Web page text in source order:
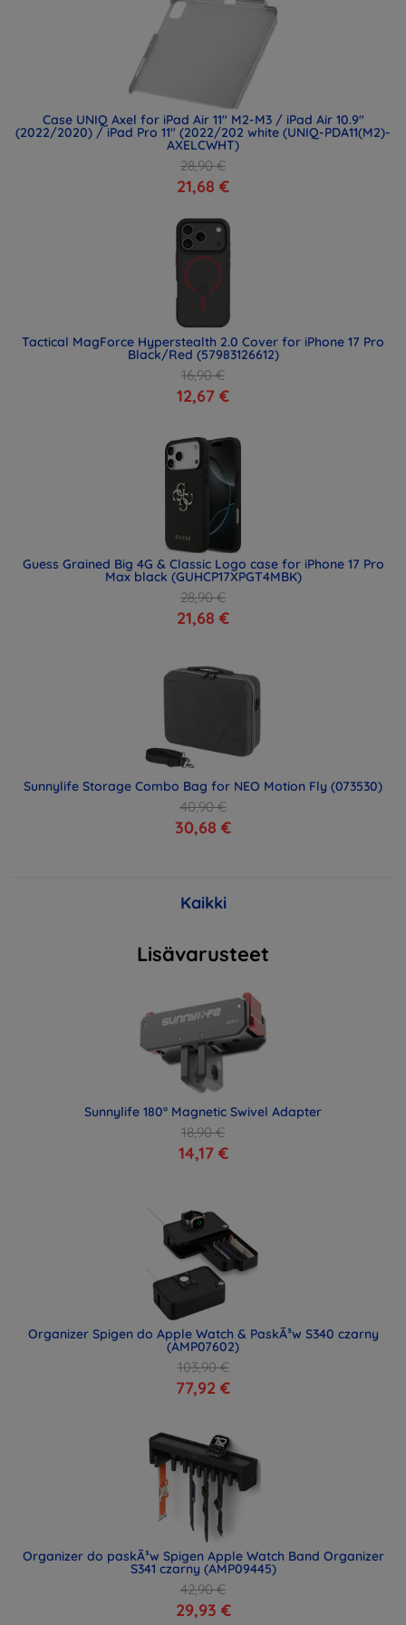
Case UNIQ Axel for iPad Air 11" M2-M3 / iPad Air 10.9"
(2022/2020) / iPad Pro 11" (2022/202 white (UNIQ-PDA11(M2)-
AXELCWHT)
28,90 €
21,68 €
Tactical MagForce Hyperstealth 2.0 Cover for iPhone 17 Pro
Black/Red (57983126612)
16,90 €
12,67 €
Guess Grained Big 4G & Classic Logo case for iPhone 17 Pro
Max black (GUHCP17XPGT4MBK)
28,90 €
21,68 €
Sunnylife Storage Combo Bag for NEO Motion Fly (073530)
40,90 €
30,68 €
Kaikki
Lisävarusteet
Sunnylife 180° Magnetic Swivel Adapter
18,90 €
14,17 €
Organizer Spigen do Apple Watch & PaskÃ³w S340 czarny
(AMP07602)
103,90 €
77,92 €
Organizer do paskÃ³w Spigen Apple Watch Band Organizer
S341 czarny (AMP09445)
42,90 €
29,93 €